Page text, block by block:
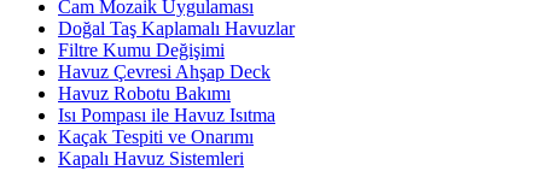
Cam Mozaik Uygulaması
Doğal Taş Kaplamalı Havuzlar
Filtre Kumu Değişimi
Havuz Çevresi Ahşap Deck
Havuz Robotu Bakımı
Isı Pompası ile Havuz Isıtma
Kaçak Tespiti ve Onarımı
Kapalı Havuz Sistemleri